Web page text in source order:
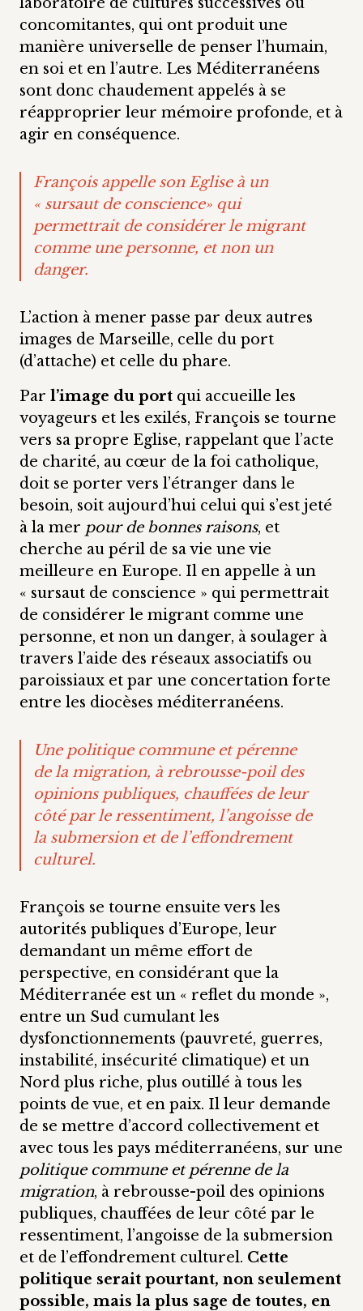
concomitantes, qui ont produit une
manière universelle de penser l’humain,
en soi et en l’autre. Les Méditerranéens
sont donc chaudement appelés à se
réapproprier leur mémoire profonde, et à
agir en conséquence.
François appelle son Eglise à un
« sursaut de conscience» qui
permettrait de considérer le migrant
comme une personne, et non un
danger.
L’action à mener passe par deux autres
images de Marseille, celle du port
(d’attache) et celle du phare.
Par l’image du port qui accueille les
voyageurs et les exilés, François se tourne
vers sa propre Eglise, rappelant que l’acte
de charité, au cœur de la foi catholique,
doit se porter vers l’étranger dans le
besoin, soit aujourd’hui celui qui s’est jeté
à la mer pour de bonnes raisons, et
cherche au péril de sa vie une vie
meilleure en Europe. Il en appelle à un
« sursaut de conscience » qui permettrait
de considérer le migrant comme une
personne, et non un danger, à soulager à
travers l’aide des réseaux associatifs ou
paroissiaux et par une concertation forte
entre les diocèses méditerranéens.
Une politique commune et pérenne
de la migration, à rebrousse-poil des
opinions publiques, chauffées de leur
côté par le ressentiment, l’angoisse de
la submersion et de l’effondrement
culturel.
François se tourne ensuite vers les
autorités publiques d’Europe, leur
demandant un même effort de
perspective, en considérant que la
Méditerranée est un « reflet du monde »,
entre un Sud cumulant les
dysfonctionnements (pauvreté, guerres,
instabilité, insécurité climatique) et un
Nord plus riche, plus outillé à tous les
points de vue, et en paix. Il leur demande
de se mettre d’accord collectivement et
avec tous les pays méditerranéens, sur une
politique commune et pérenne de la
migration, à rebrousse-poil des opinions
publiques, chauffées de leur côté par le
ressentiment, l’angoisse de la submersion
et de l’effondrement culturel. Cette
politique serait pourtant, non seulement
possible, mais la plus sage de toutes, en